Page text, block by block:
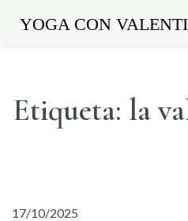
SkipEtiqueta: la
17/10/2025
YOGA CON